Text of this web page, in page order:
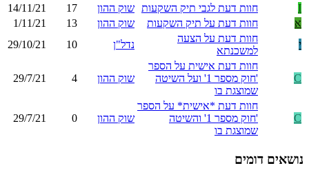
I
חוות דעת לגבי תיק השקעות שוק ההון 17
14/11/21
א
חוות דעת על תיק השקעות שוק ההון 13
1/11/21
י
חוות דעת על הצעה
למשכנתא
נדל"ן 10
29/10/21
C
חוות דעת אישית על הספר
'חוק מספר 1' ועל השיטה
שמוצגת בו
שוק ההון 4
29/7/21
C
חוות דעת *אישית* על הספר
'חוק מספר 1' והשיטה
שמוצגת בו
שוק ההון 0
29/7/21
נושאים דומים